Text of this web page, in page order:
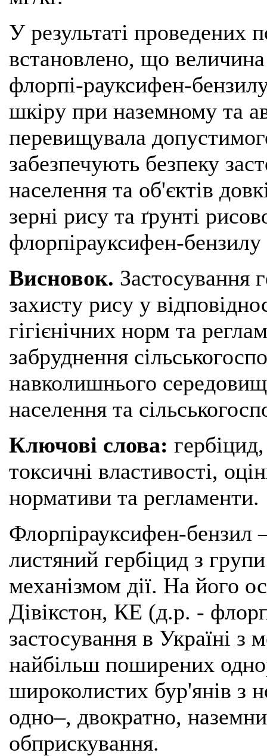
У результаті проведених
встановлено, що
флорпі-рауксифен-
шкіру при наземному та
перевищувала
забезпечують безпеку
населення та об'єктів
зерні рису та ґрунті
флорпірауксифен-бензилу
Висновок. Застосування
захисту рису у
гігієнічних норм та
забруднення
навколишнього
населення та
Ключові слова:
токсичні властивості,
нормативи та регламенти.
Флорпірауксифен-бензил
листяний гербіцид з
механізмом дії. На його
Дівікстон, КЕ (д.р. -
застосування в Україні з
найбільш поширених
широколистих бур'янів з
одно–, двократно,
обприскування.